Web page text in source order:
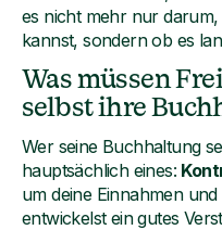
es nicht mehr nur
kannst, sondern ob es
Was müssen
selbst ihre
Wer seine Buchhaltung
hauptsächlich eines:
um deine Einnahmen
entwickelst ein gutes